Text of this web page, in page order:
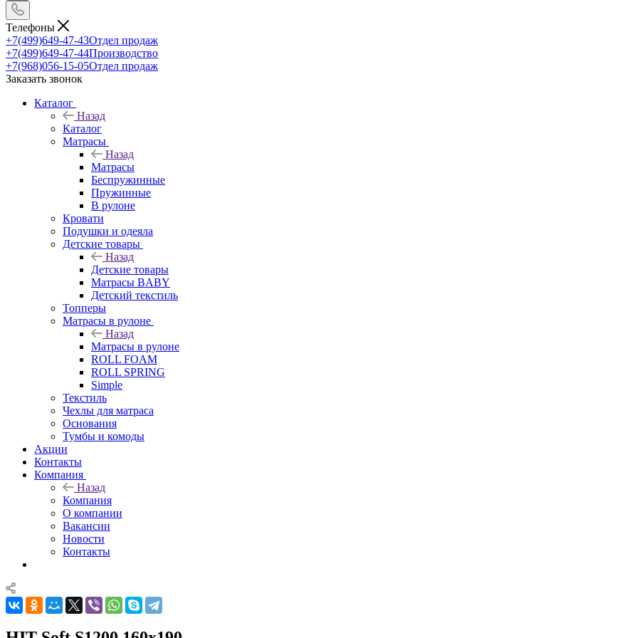
Телефоны
+7(499)649-47-43Отдел продаж
+7(499)649-47-44Производство
+7(968)056-15-05Отдел продаж
Заказать звонок
Каталог
Назад
Каталог
Матрасы
Назад
Матрасы
Беспружинные
Пружинные
В рулоне
Кровати
Подушки и одеяла
Детские товары
Назад
Детские товары
Матрасы BABY
Детский текстиль
Топперы
Матрасы в рулоне
Назад
Матрасы в рулоне
ROLL FOAM
ROLL SPRING
Simple
Текстиль
Чехлы для матраса
Основания
Тумбы и комоды
Акции
Контакты
Компания
Назад
Компания
О компании
Вакансии
Новости
Контакты